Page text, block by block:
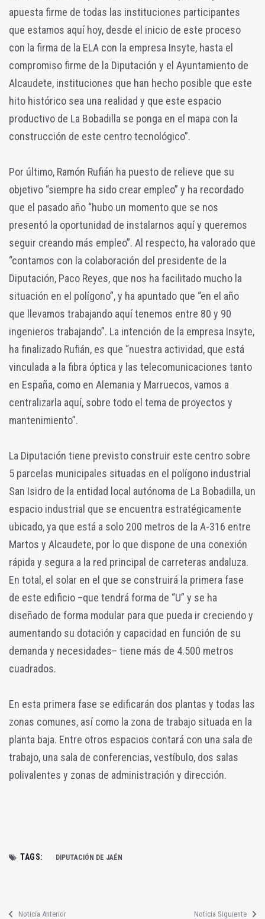
apuesta firme de todas las instituciones participantes
que estamos aquí hoy, desde el inicio de este proceso
con la firma de la ELA con la empresa Insyte, hasta el
compromiso firme de la Diputación y el Ayuntamiento de
Alcaudete, instituciones que han hecho posible que este
hito histórico sea una realidad y que este espacio
productivo de La Bobadilla se ponga en el mapa con la
construcción de este centro tecnológico”.
Por último, Ramón Rufián ha puesto de relieve que su
objetivo “siempre ha sido crear empleo” y ha recordado
que el pasado año “hubo un momento que se nos
presentó la oportunidad de instalarnos aquí y queremos
seguir creando más empleo”. Al respecto, ha valorado que
“contamos con la colaboración del presidente de la
Diputación, Paco Reyes, que nos ha facilitado mucho la
situación en el polígono”, y ha apuntado que “en el año
que llevamos trabajando aquí tenemos entre 80 y 90
ingenieros trabajando”. La intención de la empresa Insyte,
ha finalizado Rufián, es que “nuestra actividad, que está
vinculada a la fibra óptica y las telecomunicaciones tanto
en España, como en Alemania y Marruecos, vamos a
centralizarla aquí, sobre todo el tema de proyectos y
mantenimiento”.
La Diputación tiene previsto construir este centro sobre
5 parcelas municipales situadas en el polígono industrial
San Isidro de la entidad local autónoma de La Bobadilla, un
espacio industrial que se encuentra estratégicamente
ubicado, ya que está a solo 200 metros de la A-316 entre
Martos y Alcaudete, por lo que dispone de una conexión
rápida y segura a la red principal de carreteras andaluza.
En total, el solar en el que se construirá la primera fase
de este edificio –que tendrá forma de “U” y se ha
diseñado de forma modular para que pueda ir creciendo y
aumentando su dotación y capacidad en función de su
demanda y necesidades– tiene más de 4.500 metros
cuadrados.
En esta primera fase se edificarán dos plantas y todas las
zonas comunes, así como la zona de trabajo situada en la
planta baja. Entre otros espacios contará con una sala de
trabajo, una sala de conferencias, vestíbulo, dos salas
polivalentes y zonas de administración y dirección.
TAGS: DIPUTACIÓN DE JAÉN
Noticia Anterior Noticia Siguiente